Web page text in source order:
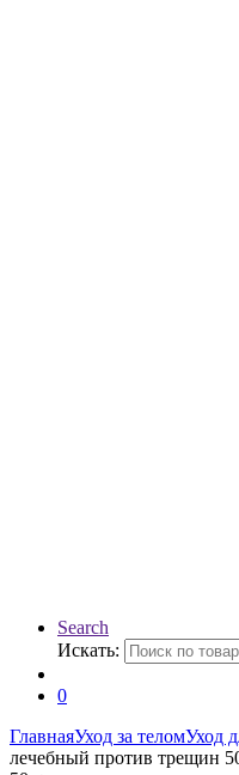
Search
Искать:
0
ГлавнаяУход за теломУход
лечебный против трещин